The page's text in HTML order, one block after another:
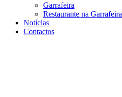
Garrafeira
Restaurante na Garrafeira
Notícias
Contactos